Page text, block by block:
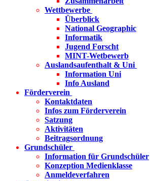
Wettbewerbe
Überblick
National Geographic
Informatik
Jugend Forscht
MINT-Wetbewerb
Auslandsaufenthalt & Uni
Information Uni
Info Ausland
Förderverein
Kontaktdaten
Infos zum Förderverein
Satzung
Aktivitäten
Beitragsordnung
Grundschüler
Information für Grundschüler
Konzeption Medienklasse
Anmeldeverfahren